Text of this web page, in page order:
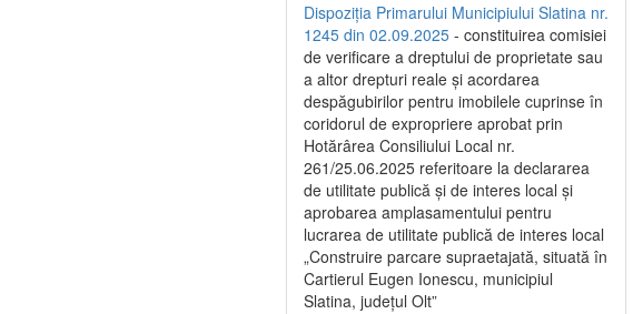
Dispoziția Primarului Municipiului Slatina nr.
1245 din 02.09.2025 - constituirea comisiei
de verificare a dreptului de proprietate sau
a altor drepturi reale și acordarea
despăgubirilor pentru imobilele cuprinse în
coridorul de expropriere aprobat prin
Hotărârea Consiliului Local nr.
261/25.06.2025 referitoare la declararea
de utilitate publică și de interes local și
aprobarea amplasamentului pentru
lucrarea de utilitate publică de interes local
„Construire parcare supraetajată, situată în
Cartierul Eugen Ionescu, municipiul
Slatina, județul Olt”